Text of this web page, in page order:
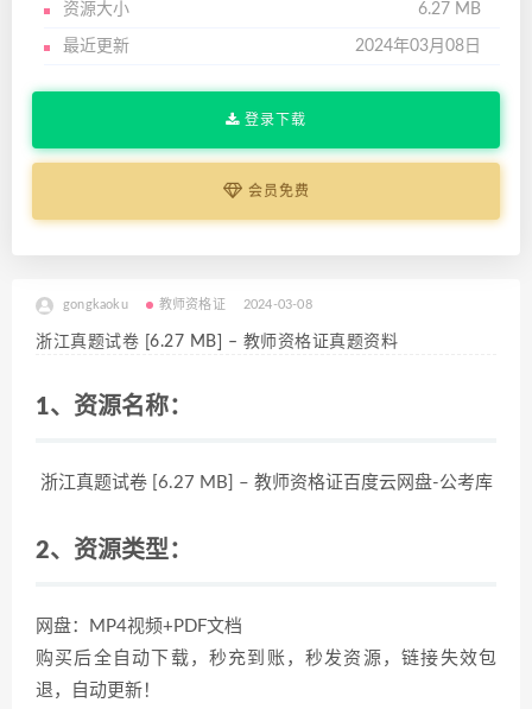
资源大小 6.27 MB
最近更新 2024年03月08日
登录下载
会员免费
gongkaoku 教师资格证 2024-03-08
浙江真题试卷 [6.27 MB] – 教师资格证真题资料
1、资源名称：
浙江真题试卷 [6.27 MB] – 教师资格证百度云网盘-公考库
2、资源类型：
网盘：MP4视频+PDF文档
购买后全自动下载，秒充到账，秒发资源，链接失效包
退，自动更新！